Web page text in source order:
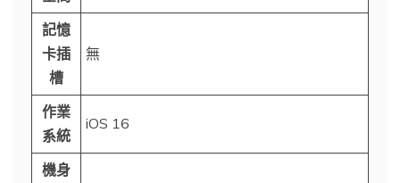
記憶
卡插
槽
無
作業
系統
iOS 16
機身